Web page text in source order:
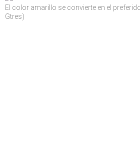
El color amarillo se convierte en el
Gtres)